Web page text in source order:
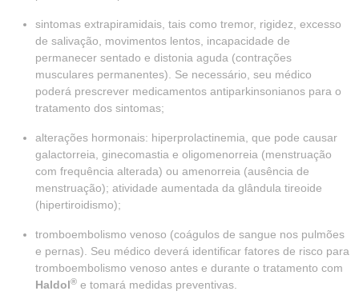
sintomas extrapiramidais, tais como tremor, rigidez, excesso
de salivação, movimentos lentos, incapacidade de
permanecer sentado e distonia aguda (contrações
musculares permanentes). Se necessário, seu médico
poderá prescrever medicamentos antiparkinsonianos para o
tratamento dos sintomas;
alterações hormonais: hiperprolactinemia, que pode causar
galactorreia, ginecomastia e oligomenorreia (menstruação
com frequência alterada) ou amenorreia (ausência de
menstruação); atividade aumentada da glândula tireoide
(hipertiroidismo);
tromboembolismo venoso (coágulos de sangue nos pulmões
e pernas). Seu médico deverá identificar fatores de risco para
tromboembolismo venoso antes e durante o tratamento com
Haldol® e tomará medidas preventivas.